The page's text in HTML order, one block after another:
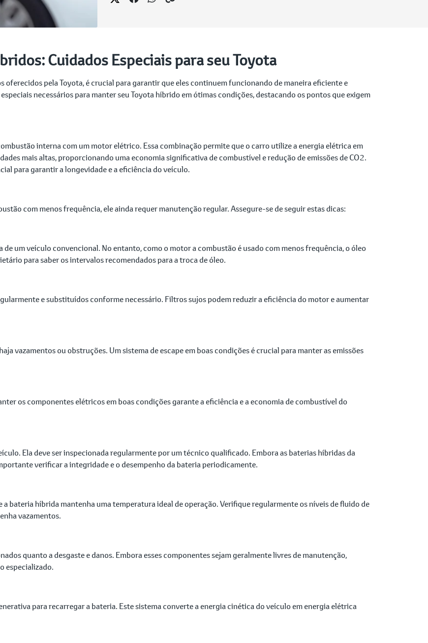
Cuidados Especiais para seu Toyota
oferecidos pela Toyota, é crucial para garantir que eles continuem funcionando de maneira eficiente e
necessários para manter seu Toyota híbrido em ótimas condições, destacando os pontos que exigem
interna com um motor elétrico. Essa combinação permite que o carro utilize a energia elétrica em
mais altas, proporcionando uma economia significativa de combustível e redução de emissões de CO2.
para garantir a longevidade e a eficiência do veículo.
com menos frequência, ele ainda requer manutenção regular. Assegure-se de seguir estas dicas:
um veículo convencional. No entanto, como o motor a combustão é usado com menos frequência, o óleo
para saber os intervalos recomendados para a troca de óleo.
e substituídos conforme necessário. Filtros sujos podem reduzir a eficiência do motor e aumentar
vazamentos ou obstruções. Um sistema de escape em boas condições é crucial para manter as emissões
os componentes elétricos em boas condições garante a eficiência e a economia de combustível do
Ela deve ser inspecionada regularmente por um técnico qualificado. Embora as baterias híbridas da
verificar a integridade e o desempenho da bateria periodicamente.
bateria híbrida mantenha uma temperatura ideal de operação. Verifique regularmente os níveis de fluido de
vazamentos.
quanto a desgaste e danos. Embora esses componentes sejam geralmente livres de manutenção,
especializado.
para recarregar a bateria. Este sistema converte a energia cinética do veículo em energia elétrica